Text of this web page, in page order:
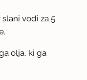
vodi za 5
olja, ki ga